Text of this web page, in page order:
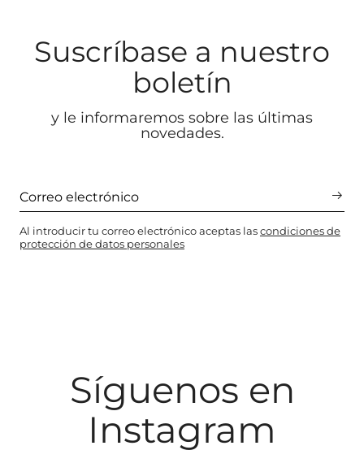
Suscríbase a nuestro
boletín
y le informaremos sobre las últimas
novedades.
Al introducir tu correo electrónico aceptas lascondiciones de
protección de datos personales
Síguenos en
Instagram